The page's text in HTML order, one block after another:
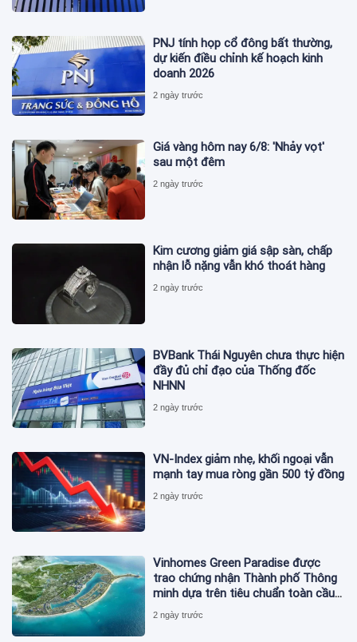
PNJ tính họp cổ đông bất thường,
dự kiến điều chỉnh kế hoạch kinh
doanh 2026
2 ngày trước
Giá vàng hôm nay 6/8: 'Nhảy vọt'
sau một đêm
2 ngày trước
Kim cương giảm giá sập sàn, chấp
nhận lỗ nặng vẫn khó thoát hàng
2 ngày trước
BVBank Thái Nguyên chưa thực hiện
đầy đủ chỉ đạo của Thống đốc
NHNN
2 ngày trước
VN-Index giảm nhẹ, khối ngoại vẫn
mạnh tay mua ròng gần 500 tỷ đồng
2 ngày trước
Vinhomes Green Paradise được
trao chứng nhận Thành phố Thông
minh dựa trên tiêu chuẩn toàn cầu
ISO 37122
2 ngày trước